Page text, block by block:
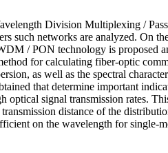
Division Multiplexing /
such networks are analyzed. On
/ PON technology is proposed
for calculating fiber-optic
as well as the spectral
that determine important
signal transmission rates.
distance of the
on the wavelength for single-